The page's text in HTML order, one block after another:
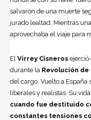
salvaron de una muerte
jurado lealtad. Mientras
aprovechaba el viaje para
El Virrey Cisneros ejerció
durante la Revolución de
del cargo. Vuelto a España
liberales y realistas. Su
cuando fue destituido
constantes tensiones